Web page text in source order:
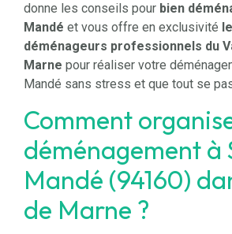
donne les conseils pour bien
Mandé et vous offre en exclusivité
déménageurs professionnels du
Marne pour réaliser votre
Mandé sans stress et que tout se
Comment
déménagement à
Mandé (94160)
de Marne ?